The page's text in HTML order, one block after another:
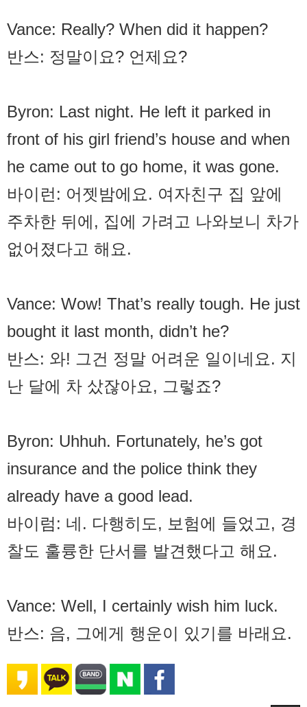
Vance: Really? When did it happen?
반스: 정말이요? 언제요?
Byron: Last night. He left it parked in
front of his girl friend’s house and when
he came out to go home, it was gone.
바이런: 어젯밤에요. 여자친구 집 앞에
주차한 뒤에, 집에 가려고 나와보니 차가
없어졌다고 해요.
Vance: Wow! That’s really tough. He just
bought it last month, didn’t he?
반스: 와! 그건 정말 어려운 일이네요. 지
난 달에 차 샀잖아요, 그렇죠?
Byron: Uh­huh. Fortunately, he’s got
insurance and the police think they
already have a good lead.
바이럼: 네. 다행히도, 보험에 들었고, 경
찰도 훌륭한 단서를 발견했다고 해요.
Vance: Well, I certainly wish him luck.
반스: 음, 그에게 행운이 있기를 바래요.